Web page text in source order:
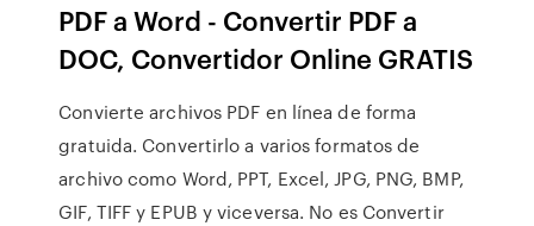
PDF a Word - Convertir PDF a
DOC, Convertidor Online GRATIS
Convierte archivos PDF en línea de forma
gratuida. Convertirlo a varios formatos de
archivo como Word, PPT, Excel, JPG, PNG, BMP,
GIF, TIFF y EPUB y viceversa. No es Convertir